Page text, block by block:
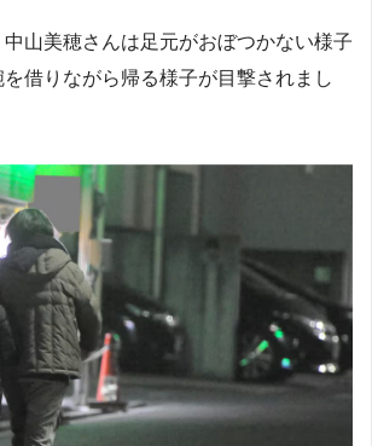
山美穂さんは足元がおぼつかない様子
借りながら帰る様子が目撃されまし